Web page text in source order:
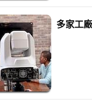
多家工